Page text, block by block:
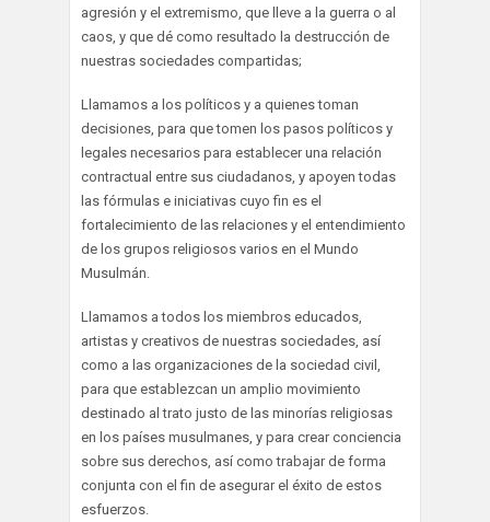
agresión y el extremismo, que lleve a la guerra o al
caos, y que dé como resultado la destrucción de
nuestras sociedades compartidas;
Llamamos a los políticos y a quienes toman
decisiones, para que tomen los pasos políticos y
legales necesarios para establecer una relación
contractual entre sus ciudadanos, y apoyen todas
las fórmulas e iniciativas cuyo fin es el
fortalecimiento de las relaciones y el entendimiento
de los grupos religiosos varios en el Mundo
Musulmán.
Llamamos a todos los miembros educados,
artistas y creativos de nuestras sociedades, así
como a las organizaciones de la sociedad civil,
para que establezcan un amplio movimiento
destinado al trato justo de las minorías religiosas
en los países musulmanes, y para crear conciencia
sobre sus derechos, así como trabajar de forma
conjunta con el fin de asegurar el éxito de estos
esfuerzos.